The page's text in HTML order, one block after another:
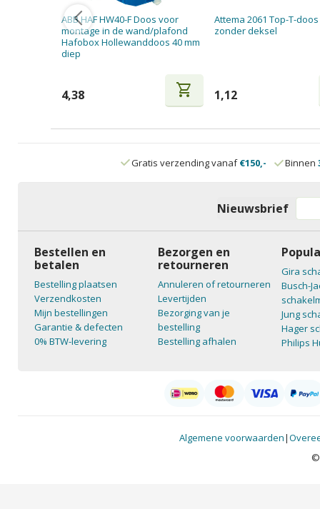
ABB HAF HW40-F Doos voor
montage in de wand/plafond
Hafobox Hollewanddoos 40 mm
diep
4,38 shopping_cart
Attema 2061 Top-T-
zonder deksel
1,12
Gratis verzending vanaf€150,- Binnen
Nieuwsbrief
Bestellen en
betalen
Bestelling plaatsen
Verzendkosten
Mijn bestellingen
Garantie & defecten
0% BTW-levering
Bezorgen en
retourneren
Annuleren of retourneren
Levertijden
Bezorging van je
bestelling
Bestelling afhalen
Gira
Busch-
Jung
Hager
Philips
Algemene voorwaarden|
©